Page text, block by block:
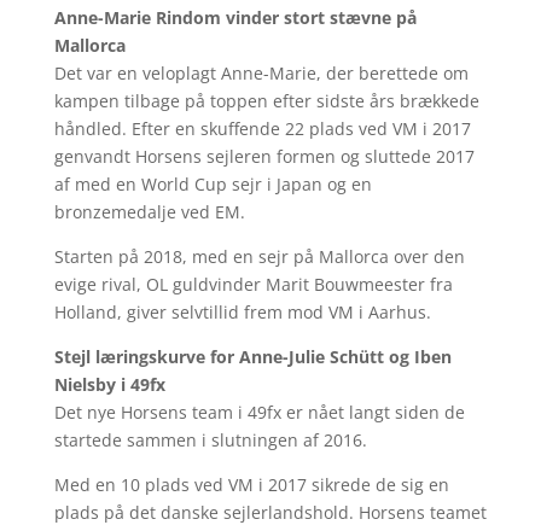
Anne-Marie Rindom vinder stort stævne på
Mallorca
Det var en veloplagt Anne-Marie, der berettede om
kampen tilbage på toppen efter sidste års brækkede
håndled. Efter en skuffende 22 plads ved VM i 2017
genvandt Horsens sejleren formen og sluttede 2017
af med en World Cup sejr i Japan og en
bronzemedalje ved EM.
Starten på 2018, med en sejr på Mallorca over den
evige rival, OL guldvinder Marit Bouwmeester fra
Holland, giver selvtillid frem mod VM i Aarhus.
Stejl læringskurve for Anne-Julie Schütt og Iben
Nielsby i 49fx
Det nye Horsens team i 49fx er nået langt siden de
startede sammen i slutningen af 2016.
Med en 10 plads ved VM i 2017 sikrede de sig en
plads på det danske sejlerlandshold. Horsens teamet